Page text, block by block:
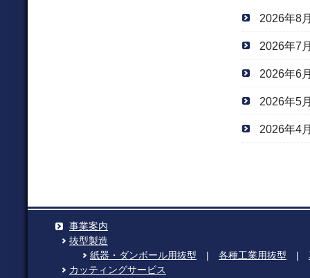
2026年8
2026年7
2026年6
2026年5
2026年4
事業案内
抜型製造
紙器・ダンボール用抜型 | 各種工業用抜型 |
カッティングサービス